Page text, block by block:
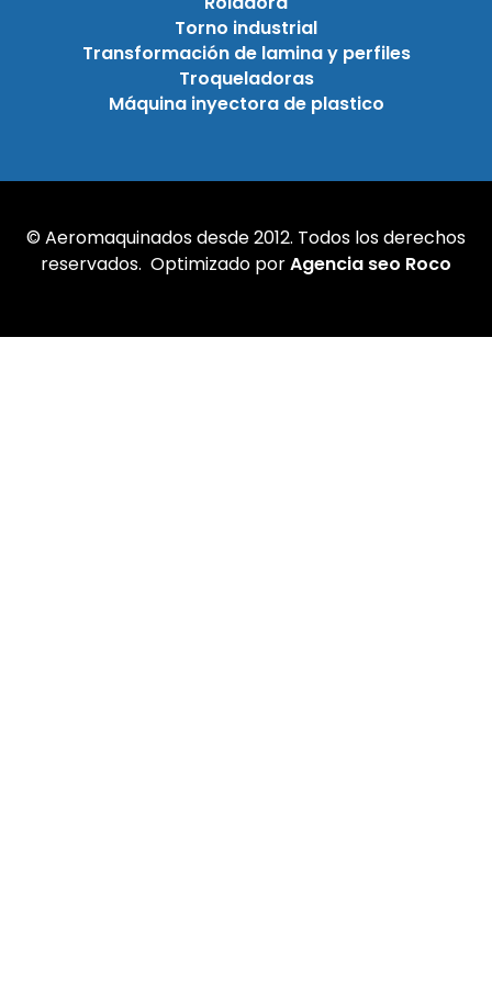
Torno industrial
Transformación de lamina y perfiles
Troqueladoras
Máquina inyectora de plastico
© Aeromaquinados desde 2012. Todos los derechos
reservados. Optimizado porAgencia seo Roco